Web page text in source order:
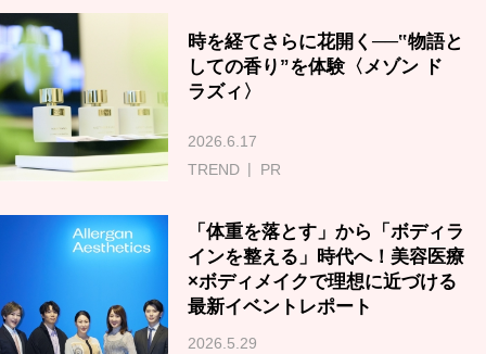
時を経てさらに花開く──‟物語と
しての香り”を体験〈メゾン ド
ラズィ〉
2026.6.17
TREND
PR
「体重を落とす」から「ボディラ
インを整える」時代へ！美容医療
×ボディメイクで理想に近づける
最新イベントレポート
2026.5.29